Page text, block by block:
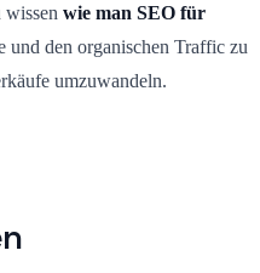
wie man SEO für
und den organischen Traffic zu
umzuwandeln.